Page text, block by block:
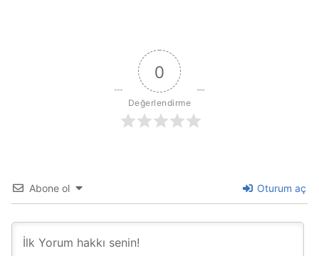
0
Değerlendirme
Abone ol Oturum aç